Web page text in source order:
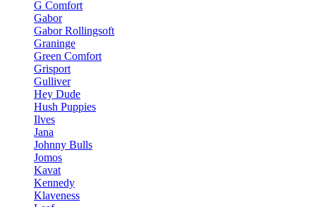
G Comfort
Gabor
Gabor Rollingsoft
Graninge
Green Comfort
Grisport
Gulliver
Hey Dude
Hush Puppies
Ilves
Jana
Johnny Bulls
Jomos
Kavat
Kennedy
Klaveness